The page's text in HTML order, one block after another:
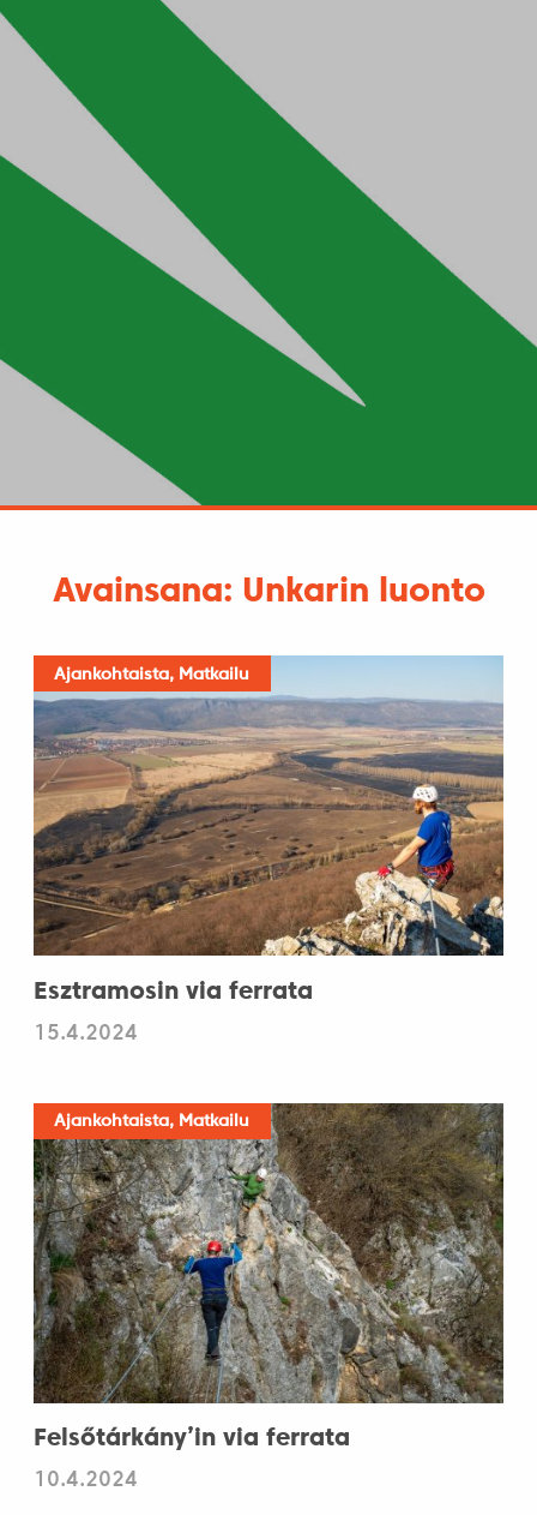
Avainsana: Unkarin luonto
Ajankohtaista, Matkailu
Esztramosin via ferrata
15.4.2024
Ajankohtaista, Matkailu
Felsőtárkány’in via ferrata
10.4.2024